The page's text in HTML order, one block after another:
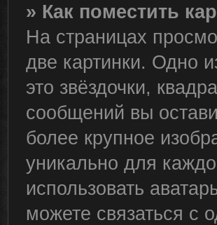
» Как поместить
На страницах
две картинки. Одно
это звёздочки,
сообщений вы
более крупное
уникально для
использовать
можете связаться с